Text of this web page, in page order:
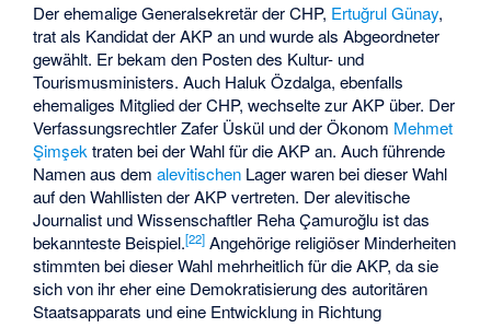
Der ehemalige Generalsekretär der CHP, Ertuğrul Günay,
trat als Kandidat der AKP an und wurde als Abgeordneter
gewählt. Er bekam den Posten des Kultur- und
Tourismusministers. Auch Haluk Özdalga, ebenfalls
ehemaliges Mitglied der CHP, wechselte zur AKP über. Der
VerfassungsrechtlerZafer Üskül und der Ökonom Mehmet
Şimşektraten bei der Wahl für die AKP an. Auch führende
Namen aus demalevitischen Lager waren bei dieser Wahl
auf den Wahllisten der AKP vertreten. Der alevitische
Journalist und Wissenschaftler Reha Çamuroğlu ist das
bekannteste Beispiel.[22] Angehörige religiöser Minderheiten
stimmten bei dieser Wahl mehrheitlich für die AKP, da sie
sich von ihr eher eine Demokratisierung des autoritären
Staatsapparats und eine Entwicklung in Richtung